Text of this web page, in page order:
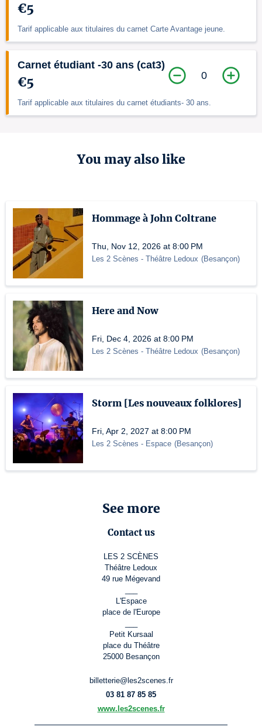
€5
Tarif applicable aux titulaires du carnet Carte Avantage jeune.
Carnet étudiant -30 ans (cat3)
€5
Tarif applicable aux titulaires du carnet étudiants- 30 ans.
0
You may also like
Hommage à John Coltrane
Thu, Nov 12, 2026 at 8:00 PM
Les 2 Scènes - Théâtre Ledoux (Besançon)
Here and Now
Fri, Dec 4, 2026 at 8:00 PM
Les 2 Scènes - Théâtre Ledoux (Besançon)
Storm [Les nouveaux folklores]
Fri, Apr 2, 2027 at 8:00 PM
Les 2 Scènes - Espace (Besançon)
See more
Contact us
LES 2 SCÈNES
Théâtre Ledoux
49 rue Mégevand
L'Espace
place de l'Europe
Petit Kursaal
place du Théâtre
25000 Besançon
billetterie@les2scenes.fr
03 81 87 85 85
www.les2scenes.fr